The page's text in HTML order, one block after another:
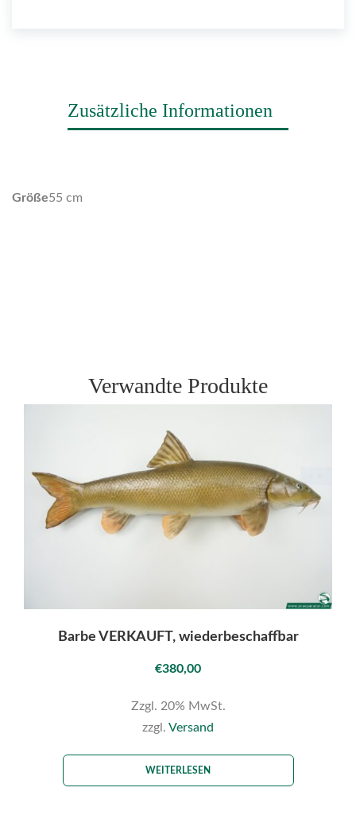
Zusätzliche Informationen
Größe55 cm
Verwandte Produkte
Barbe VERKAUFT, wiederbeschaffbar
€380,00
Zzgl. 20% MwSt.
zzgl. Versand
WEITERLESEN